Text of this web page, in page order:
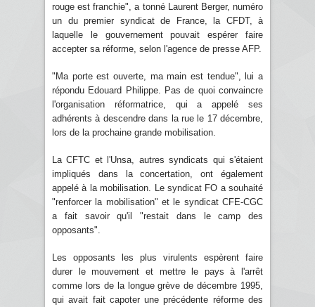
rouge est franchie", a tonné Laurent Berger, numéro
un du premier syndicat de France, la CFDT, à
laquelle le gouvernement pouvait espérer faire
accepter sa réforme, selon l'agence de presse AFP.
"Ma porte est ouverte, ma main est tendue", lui a
répondu Edouard Philippe. Pas de quoi convaincre
l'organisation réformatrice, qui a appelé ses
adhérents à descendre dans la rue le 17 décembre,
lors de la prochaine grande mobilisation.
La CFTC et l'Unsa, autres syndicats qui s'étaient
impliqués dans la concertation, ont également
appelé à la mobilisation. Le syndicat FO a souhaité
"renforcer la mobilisation" et le syndicat CFE-CGC
a fait savoir qu'il "restait dans le camp des
opposants".
Les opposants les plus virulents espèrent faire
durer le mouvement et mettre le pays à l'arrêt
comme lors de la longue grève de décembre 1995,
qui avait fait capoter une précédente réforme des